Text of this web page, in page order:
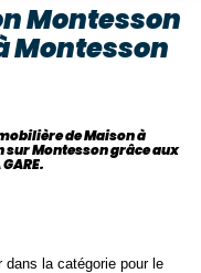
max
Montesson
Montesson
de Maison à
sur Montesson grâce aux
dans la catégorie pour le